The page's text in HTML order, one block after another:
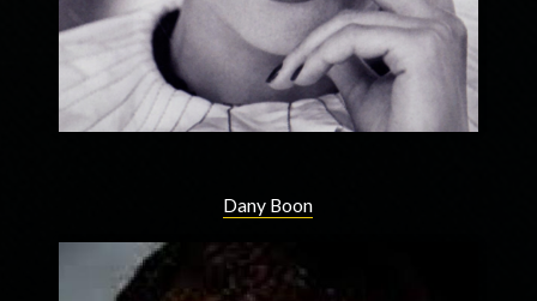
Dany Boon